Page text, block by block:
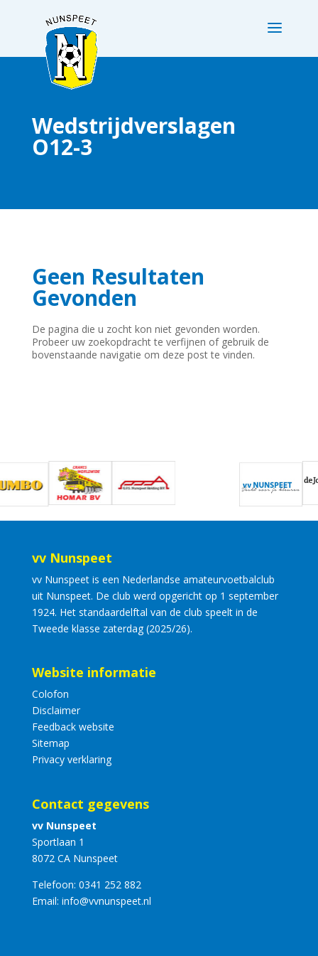
Wedstrijdverslagen
O12-3
Geen Resultaten
Gevonden
De pagina die u zocht kon niet gevonden worden.
Probeer uw zoekopdracht te verfijnen of gebruik de
bovenstaande navigatie om deze post te vinden.
vv Nunspeet
vv Nunspeet is een Nederlandse amateurvoetbalclub
uit Nunspeet. De club werd opgericht op 1 september
1924. Het standaardelftal van de club speelt in de
Tweede klasse zaterdag (2025/26).
Website informatie
Colofon
Disclaimer
Feedback website
Sitemap
Privacy verklaring
Contact gegevens
vv Nunspeet
Sportlaan 1
8072 CA Nunspeet
Telefoon: 0341 252 882
Email: info@vvnunspeet.nl